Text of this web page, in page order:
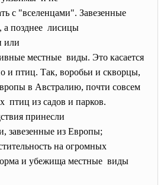
с "вселенцами". Завезенные
а позднее лисицы
или
местные виды. Это касается
и птиц. Так, воробьи и скворцы,
в Австралию, почти совсем
птиц из садов и парков.
принесли
завезенные из Европы;
на огромных
и убежища местные виды